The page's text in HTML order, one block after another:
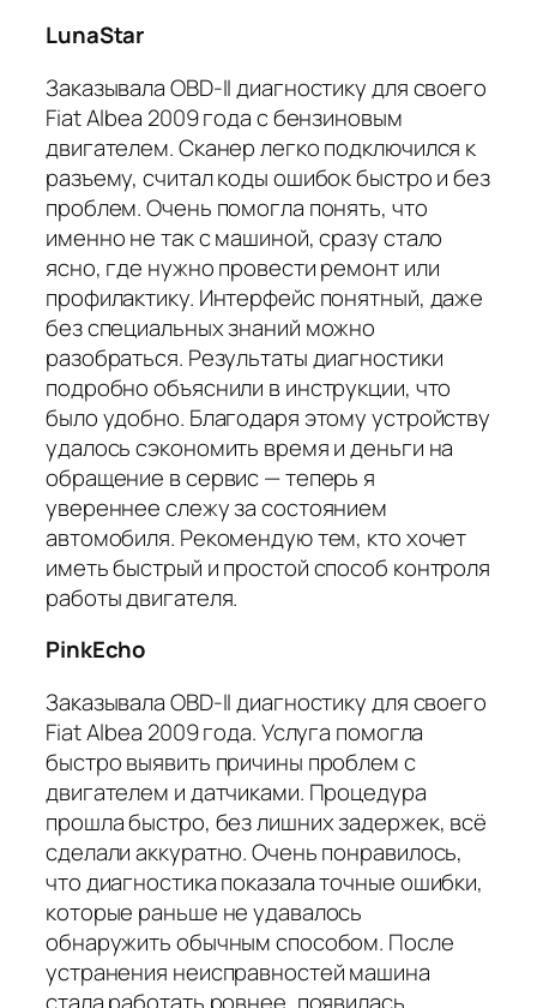
LunaStar
Заказывала OBD-II диагностику для своего
Fiat Albea 2009 года с бензиновым
двигателем. Сканер легко подключился к
разъему, считал коды ошибок быстро и без
проблем. Очень помогла понять, что
именно не так с машиной, сразу стало
ясно, где нужно провести ремонт или
профилактику. Интерфейс понятный, даже
без специальных знаний можно
разобраться. Результаты диагностики
подробно объяснили в инструкции, что
было удобно. Благодаря этому устройству
удалось сэкономить время и деньги на
обращение в сервис — теперь я
увереннее слежу за состоянием
автомобиля. Рекомендую тем, кто хочет
иметь быстрый и простой способ контроля
работы двигателя.
PinkEcho
Заказывала OBD-II диагностику для своего
Fiat Albea 2009 года. Услуга помогла
быстро выявить причины проблем с
двигателем и датчиками. Процедура
прошла быстро, без лишних задержек, всё
сделали аккуратно. Очень понравилось,
что диагностика показала точные ошибки,
которые раньше не удавалось
обнаружить обычным способом. После
устранения неисправностей машина
стала работать ровнее, появилась